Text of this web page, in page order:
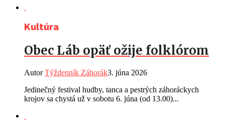
Kultúra
Obec Láb opäť ožije folklórom
AutorTýždenník Záhorák3. júna 2026
Jedinečný festival hudby, tanca a pestrých záhoráckych
krojov sa chystá už v sobotu 6. júna (od 13.00)...